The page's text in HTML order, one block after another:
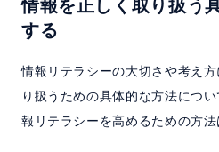
情報を正しく取り扱う
する
情報リテラシーの大切さや考え
り扱うための具体的な方法につ
報リテラシーを高めるための方法